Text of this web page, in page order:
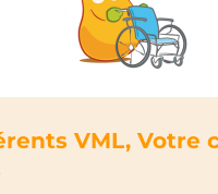
VML, Votre